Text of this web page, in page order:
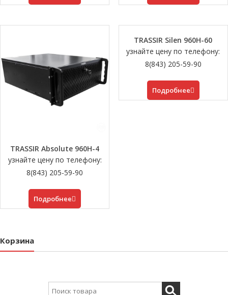
TRASSIR Absolute 960H-4
узнайте цену по телефону:
8(843) 205-59-90
Подробнее
TRASSIR Silen 960H-60
узнайте цену по телефону:
8(843) 205-59-90
Подробнее
Корзина
Search for: